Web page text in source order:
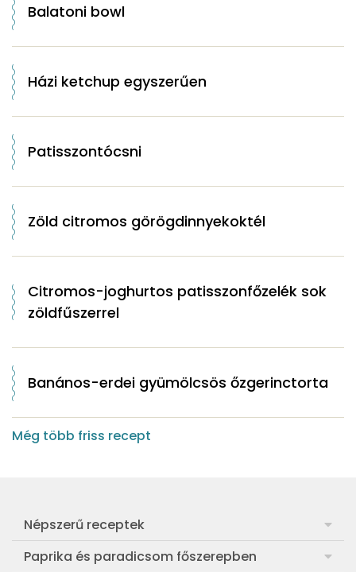
Balatoni bowl
Házi ketchup egyszerűen
Patisszontócsni
Zöld citromos görögdinnyekoktél
Citromos-joghurtos patisszonfőzelék sok
zöldfűszerrel
Banános-erdei gyümölcsös őzgerinctorta
Még több friss recept
Népszerű receptek
Frankfurti leves
Paprika és paradicsom főszerepben